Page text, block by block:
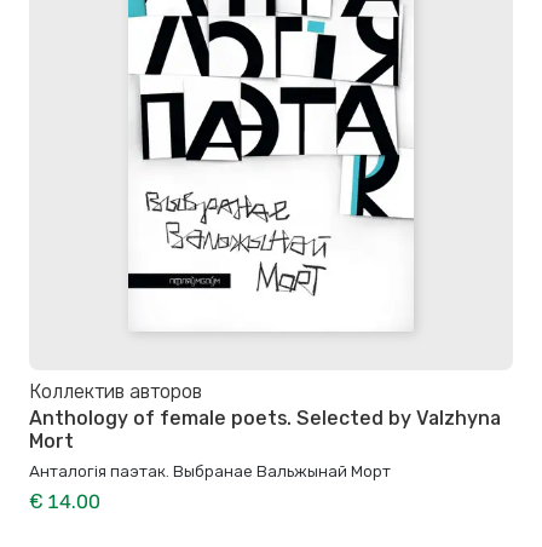
Коллектив авторов
Anthology of female poets. Selected by Valzhyna
Mort
Анталогія паэтак. Выбранае Вальжынай Морт
€ 14.00